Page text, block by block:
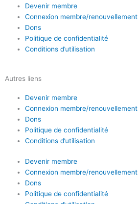
Devenir membre
Connexion membre/renouvellement
Dons
Politique de confidentialité
Conditions d’utilisation
Autres liens
Devenir membre
Connexion membre/renouvellement
Dons
Politique de confidentialité
Conditions d’utilisation
Devenir membre
Connexion membre/renouvellement
Dons
Politique de confidentialité